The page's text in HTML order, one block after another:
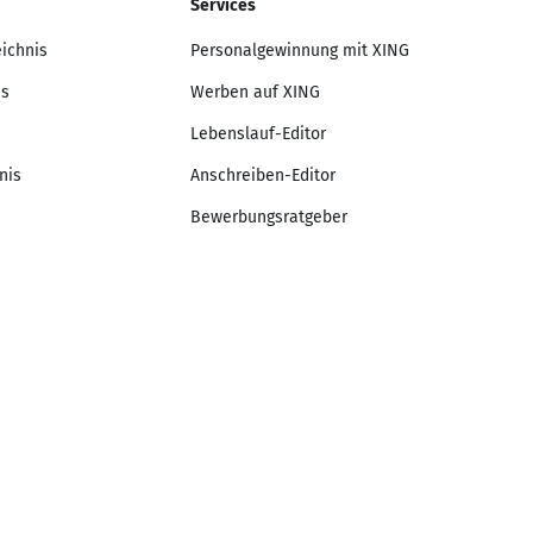
Services
Personalgewinnung mit XING
Werben auf XING
Lebenslauf-Editor
Anschreiben-Editor
Bewerbungsratgeber